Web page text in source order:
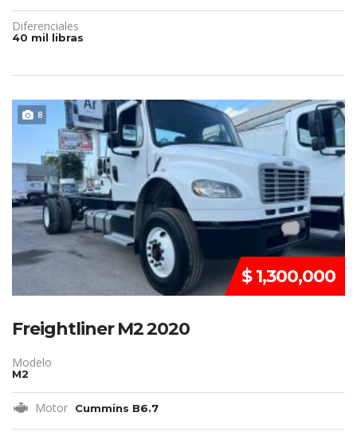
Diferenciales
40 mil libras
8 DISPONIBLE
$ 1,300,000
Freightliner M2 2020
Modelo
M2
Motor Cummins B6.7